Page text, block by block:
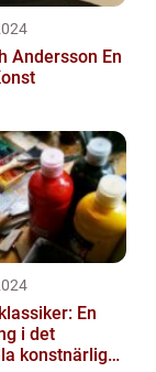
En
En
i det
konstnärliga